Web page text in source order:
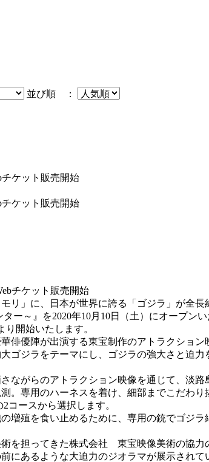
並び順 ：
ケット販売開始
ケット販売開始
」に、日本が世界に誇る「ゴジラ」が全
ー～』を2020年10月10日（土）にオープン
開始いたします。
俳優陣が出演する東宝制作のアトラクション
ゴジラをテーマにし、ゴジラの強大さと迫
ながらのアトラクション映像を通じて、淡
専用のハーネスを着け、細部までこだわり
コースから選択します。
増殖を食い止めるために、専用の銃でゴジ
を担ってきた株式会社 東宝映像美術の協
にあるような大迫力のジオラマが展示され